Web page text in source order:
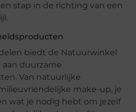
stap in de richting van een
biedt de Natuurwinkel
aan duurzame
Van natuurlijke
make-up, je
wat je nodig hebt om jezelf